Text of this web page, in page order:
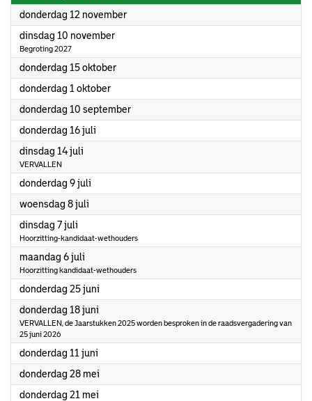
donderdag 12 november2026
dinsdag 10 november2026
Begroting 2027
donderdag 15 oktober2026
donderdag 1 oktober2026
donderdag 10 september2026
donderdag 16 juli
dinsdag 14 juli
VERVALLEN
donderdag 9 juli
woensdag 8 juli
dinsdag 7 juli
Hoorzitting-kandidaat-wethouders
maandag 6 juli
Hoorzitting kandidaat-wethouders
donderdag 25 juni
donderdag 18 juni
VERVALLEN, de Jaarstukken 2025 worden besproken in de raadsvergadering van
25 juni 2026
donderdag 11 juni
donderdag 28 mei
donderdag 21 mei